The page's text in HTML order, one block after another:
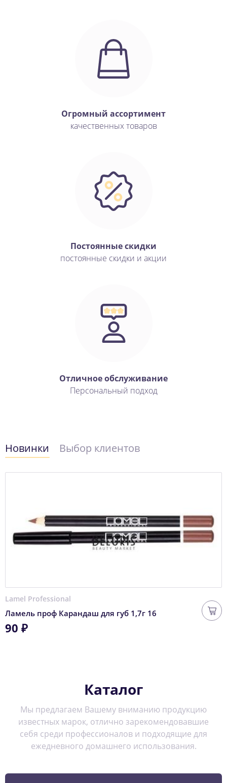
Огромный ассортимент
качественных товаров
Постоянные скидки
постоянные скидки и акции
Отличное обслуживание
Персональный подход
Новинки Выбор клиентов
Lamel Professional
Ламель проф Карандаш для губ 1,7г 16
90 ₽
Каталог
Мы предлагаем Вашему вниманию продукцию
известных марок, отлично зарекомендовавшие
себя среди профессионалов и подходящие для
ежедневного домашнего использования.